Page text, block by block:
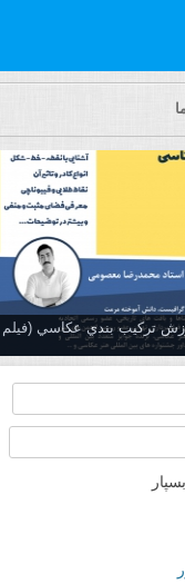
تركيب بندي عكاسي (فیلم